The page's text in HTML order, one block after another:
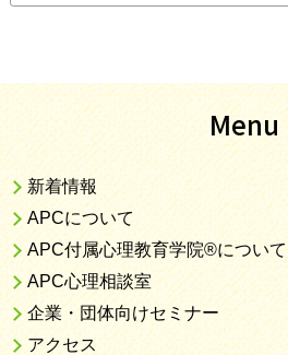
Menu
新着情報
APCについて
APC付属心理教育学院®について
APC心理相談室
企業・団体向けセミナー
アクセス